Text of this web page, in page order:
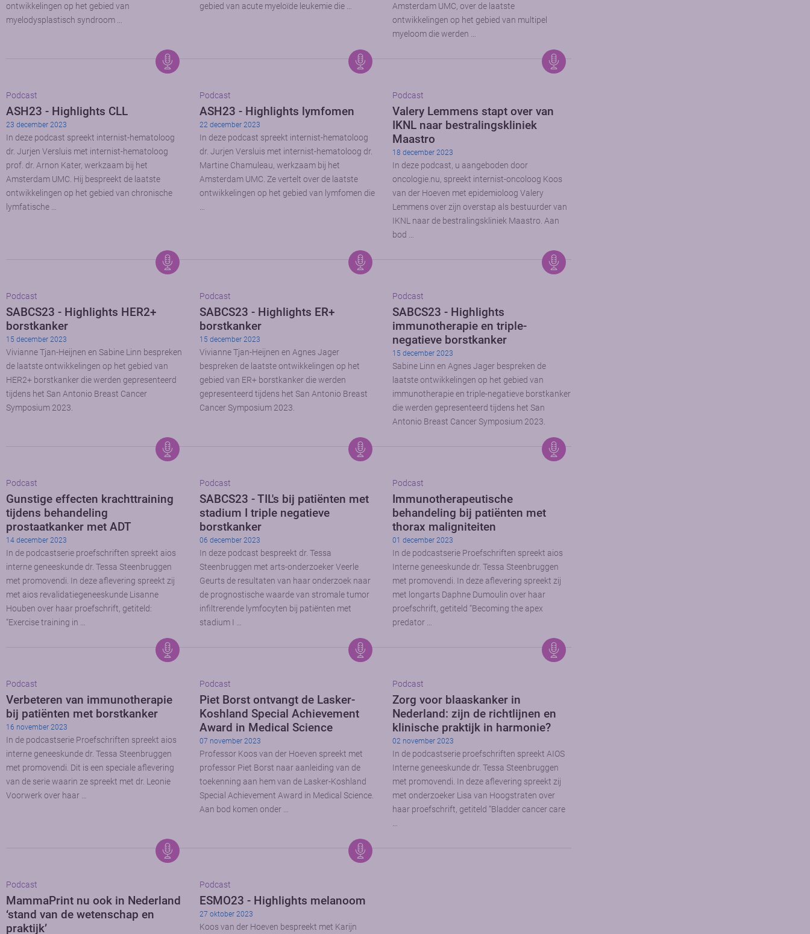
ontwikkelingen op het gebied van
myelodysplastisch syndroom …
gebied van acute myeloïde leukemie die …
Amsterdam UMC, over de laatste
ontwikkelingen op het gebied van multipel
myeloom die werden …
Podcast
ASH23 - Highlights CLL
23 december 2023
In deze podcast spreekt internist-hematoloog
dr. Jurjen Versluis met internist-hematoloog
prof. dr. Arnon Kater, werkzaam bij het
Amsterdam UMC. Hij bespreekt de laatste
ontwikkelingen op het gebied van chronische
lymfatische …
Podcast
ASH23 - Highlights lymfomen
22 december 2023
In deze podcast spreekt internist-hematoloog
dr. Jurjen Versluis met internist-hematoloog dr.
Martine Chamuleau, werkzaam bij het
Amsterdam UMC. Ze vertelt over de laatste
ontwikkelingen op het gebied van lymfomen die
…
Podcast
Valery Lemmens stapt over van
IKNL naar bestralingskliniek
Maastro
18 december 2023
In deze podcast, u aangeboden door
oncologie.nu, spreekt internist-oncoloog Koos
van der Hoeven met epidemioloog Valery
Lemmens over zijn overstap als bestuurder van
IKNL naar de bestralingskliniek Maastro. Aan
bod …
Podcast
SABCS23 - Highlights HER2+
borstkanker
15 december 2023
Vivianne Tjan-Heijnen en Sabine Linn bespreken
de laatste ontwikkelingen op het gebied van
HER2+ borstkanker die werden gepresenteerd
tijdens het San Antonio Breast Cancer
Symposium 2023.
Podcast
SABCS23 - Highlights ER+
borstkanker
15 december 2023
Vivianne Tjan-Heijnen en Agnes Jager
bespreken de laatste ontwikkelingen op het
gebied van ER+ borstkanker die werden
gepresenteerd tijdens het San Antonio Breast
Cancer Symposium 2023.
Podcast
SABCS23 - Highlights
immunotherapie en triple-
negatieve borstkanker
15 december 2023
Sabine Linn en Agnes Jager bespreken de
laatste ontwikkelingen op het gebied van
immunotherapie en triple-negatieve borstkanker
die werden gepresenteerd tijdens het San
Antonio Breast Cancer Symposium 2023.
Podcast
Gunstige effecten krachttraining
tijdens behandeling
prostaatkanker met ADT
14 december 2023
In de podcastserie proefschriften spreekt aios
interne geneeskunde dr. Tessa Steenbruggen
met promovendi. In deze aflevering spreekt zij
met aios revalidatiegeneeskunde Lisanne
Houben over haar proefschrift, getiteld:
“Exercise training in …
Podcast
SABCS23 - TIL's bij patiënten met
stadium I triple negatieve
borstkanker
06 december 2023
In deze podcast bespreekt dr. Tessa
Steenbruggen met arts-onderzoeker Veerle
Geurts de resultaten van haar onderzoek naar
de prognostische waarde van stromale tumor
infiltrerende lymfocyten bij patiënten met
stadium I …
Podcast
Immunotherapeutische
behandeling bij patiënten met
thorax maligniteiten
01 december 2023
In de podcastserie Proefschriften spreekt aios
Interne geneeskunde dr. Tessa Steenbruggen
met promovendi. In deze aflevering spreekt zij
met longarts Daphne Dumoulin over haar
proefschrift, getiteld “Becoming the apex
predator …
Podcast
Verbeteren van immunotherapie
bij patiënten met borstkanker
16 november 2023
In de podcastserie Proefschriften spreekt aios
interne geneeskunde dr. Tessa Steenbruggen
met promovendi. Dit is een speciale aflevering
van de serie waarin ze spreekt met dr. Leonie
Voorwerk over haar …
Podcast
Piet Borst ontvangt de Lasker-
Koshland Special Achievement
Award in Medical Science
07 november 2023
Professor Koos van der Hoeven spreekt met
professor Piet Borst naar aanleiding van de
toekenning aan hem van de Lasker-Koshland
Special Achievement Award in Medical Science.
Aan bod komen onder …
Podcast
Zorg voor blaaskanker in
Nederland: zijn de richtlijnen en
klinische praktijk in harmonie?
02 november 2023
In de podcastserie proefschriften spreekt AIOS
Interne geneeskunde dr. Tessa Steenbruggen
met promovendi. In deze aflevering spreekt zij
met onderzoeker Lisa van Hoogstraten over
haar proefschrift, getiteld “Bladder cancer care
…
Podcast
MammaPrint nu ook in Nederland
‘stand van de wetenschap en
praktijk’
Podcast
ESMO23 - Highlights melanoom
27 oktober 2023
Koos van der Hoeven bespreekt met Karijn